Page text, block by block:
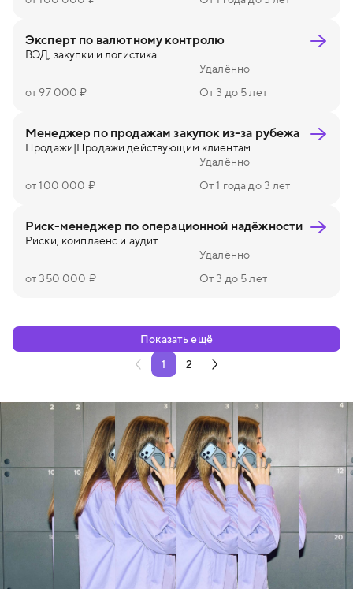
Эксперт по валютному контролю
ВЭД, закупки и логистика
Удалённо
от 97 000 ₽
От 3 до 5 лет
Менеджер по продажам закупок из-за рубежа
Продажи|Продажи действующим клиентам
Удалённо
от 100 000 ₽
От 1 года до 3 лет
Риск-менеджер по операционной надёжности
Риски, комплаенс и аудит
Удалённо
от 350 000 ₽
От 3 до 5 лет
Показать ещё
1
2